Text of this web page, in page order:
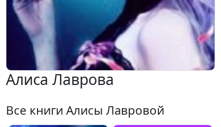
Алиса Лаврова
Все книги Алисы Лавровой